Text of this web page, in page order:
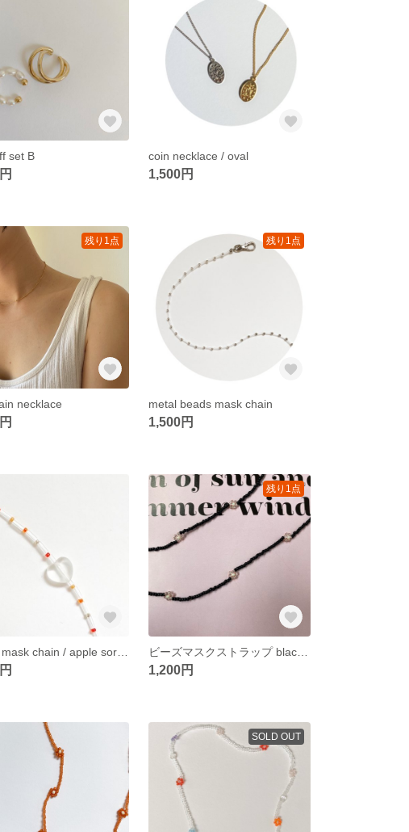
set B coin necklace / oval
1,500円
残り1点
necklace
残り1点
metal beads mask chain
1,500円
残り1点
1,200円
SOLD OUT